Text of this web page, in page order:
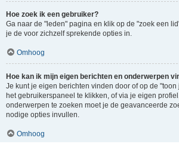
Hoe zoek ik een gebruiker?
Ga naar de "leden" pagina en klik op de "zoek een
je de voor zichzelf sprekende opties in.
Omhoog
Hoe kan ik mijn eigen berichten en onderwerpen
Je kunt je eigen berichten vinden door of op de
het gebruikerspaneel te klikken, of via je eigen
onderwerpen te zoeken moet je de geavanceerde
nodige opties invullen.
Omhoog